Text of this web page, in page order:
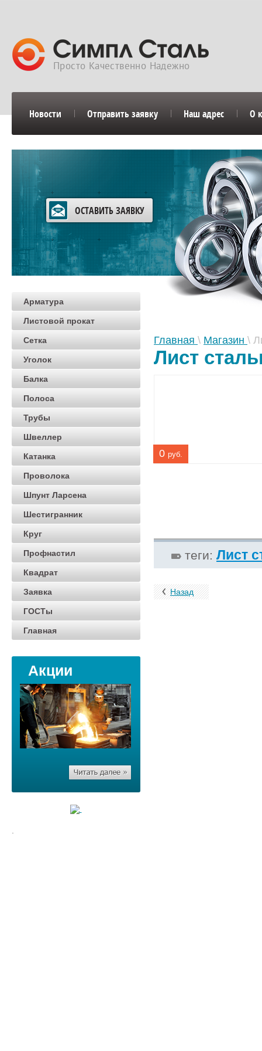
Просто Качественно Надежно
Новости Отправить заявку Наш адрес О
ОСТАВИТЬ ЗАЯВКУ
Главная \ Магазин \
Лист
0 руб.
теги: Лист
Назад
Арматура
Листовой прокат
Сетка
Уголок
Балка
Полоса
Трубы
Швеллер
Катанка
Проволока
Шпунт Ларсена
Шестигранник
Круг
Профнастил
Квадрат
Заявка
ГОСТы
Главная
Акции